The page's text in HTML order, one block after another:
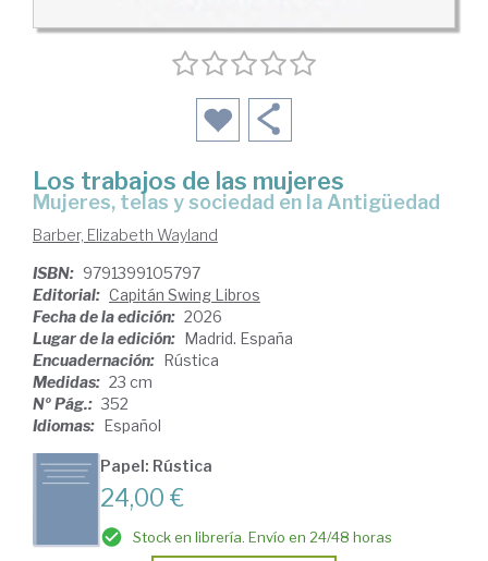
Los trabajos de las mujeres
Mujeres, telas y sociedad en la Antigüedad
Barber, Elizabeth Wayland
ISBN: 9791399105797
Editorial: Capitán Swing Libros
Fecha de la edición: 2026
Lugar de la edición: Madrid. España
Encuadernación: Rústica
Medidas: 23 cm
Nº Pág.: 352
Idiomas: Español
Papel: Rústica
24,00 €
Stock en librería. Envío en 24/48 horas